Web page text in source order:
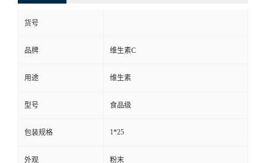
货号
品牌 维生素C
用途 维生素
型号 食品级
包装规格 1*25
外观 粉末